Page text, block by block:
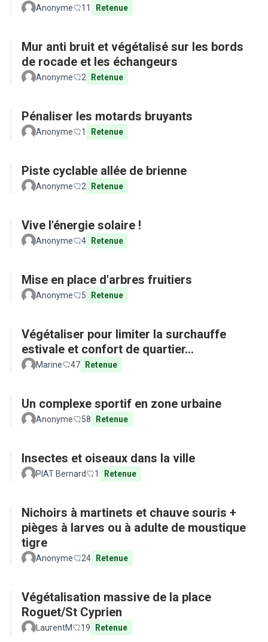
Anonyme 11 Retenue
Mur anti bruit et végétalisé sur les bords
de rocade et les échangeurs
Anonyme 2 Retenue
Pénaliser les motards bruyants
Anonyme 1 Retenue
Piste cyclable allée de brienne
Anonyme 2 Retenue
Vive l'énergie solaire !
Anonyme 4 Retenue
Mise en place d'arbres fruitiers
Anonyme 5 Retenue
Végétaliser pour limiter la surchauffe
estivale et confort de quartier...
Marine 47 Retenue
Un complexe sportif en zone urbaine
Anonyme 58 Retenue
Insectes et oiseaux dans la ville
PIAT Bernard 1 Retenue
Nichoirs à martinets et chauve souris +
pièges à larves ou à adulte de moustique
tigre
Anonyme 24 Retenue
Végétalisation massive de la place
Roguet/St Cyprien
LaurentM 19 Retenue